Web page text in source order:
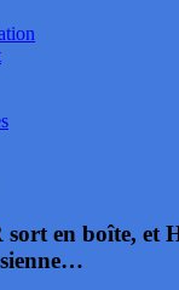
en boîte, et